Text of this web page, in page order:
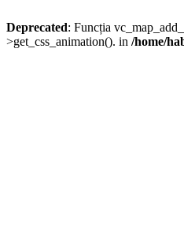
Deprecated: Funcția
>get_css_animation(). in /home/